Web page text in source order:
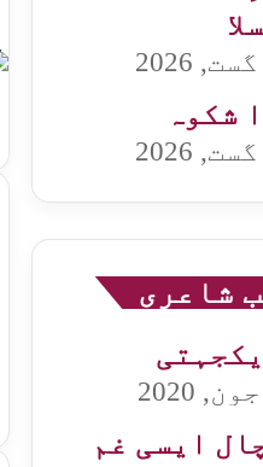
شکوہ
شاعری
یکجہتی
ایسی غم